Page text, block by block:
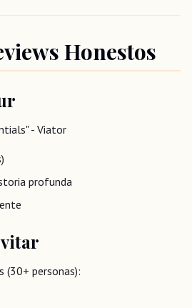
Honestos
- Viator
profunda
(30+ personas):